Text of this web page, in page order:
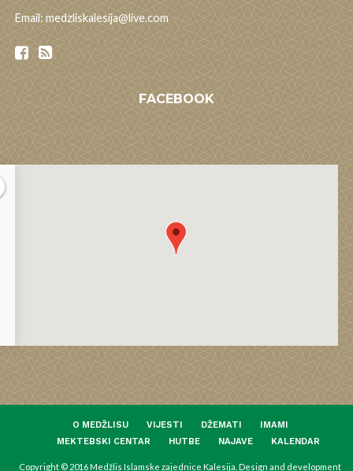
Email: medzliskalesija@live.com
FACEBOOK
O MEDŽLISU VIJESTI DŽEMATI
IMAMI
MEKTEBSKI CENTAR
HUTBE NAJAVE KALENDAR
Copyright © 2016 Medžlis Islamske zajednice Kalesija. Design and development